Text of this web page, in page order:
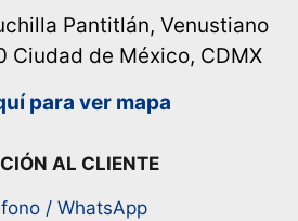
Pantitlán, Venustiano
Ciudad de México, CDMX
para ver mapa
AL CLIENTE
/ WhatsApp